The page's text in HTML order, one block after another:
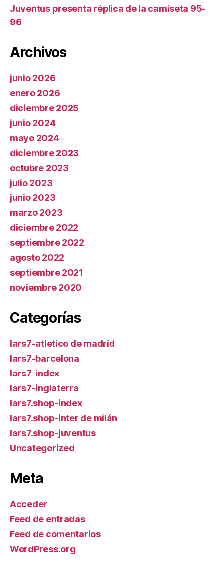
Juventus presenta réplica de la camiseta 95-
96
Archivos
junio 2026
enero 2026
diciembre 2025
junio 2024
mayo 2024
diciembre 2023
octubre 2023
julio 2023
junio 2023
marzo 2023
diciembre 2022
septiembre 2022
agosto 2022
septiembre 2021
noviembre 2020
Categorías
lars7-atletico de madrid
lars7-barcelona
lars7-index
lars7-inglaterra
lars7.shop-index
lars7.shop-inter de milán
lars7.shop-juventus
Uncategorized
Meta
Acceder
Feed de entradas
Feed de comentarios
WordPress.org